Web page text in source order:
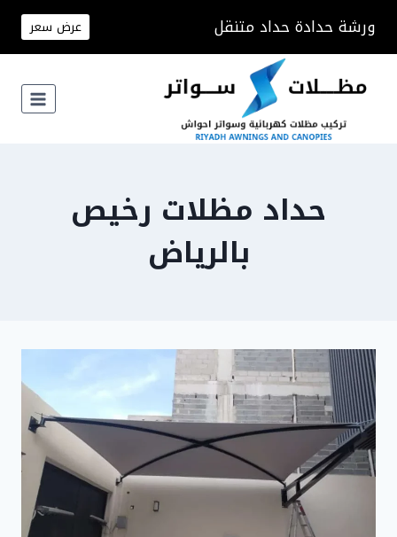
المحتوى
ورشة حدادة حداد متنقل عرض سعر
حداد مظلات رخيص
بالرياض